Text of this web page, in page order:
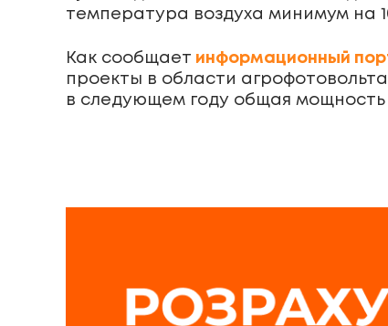
температура воздуха минимум на
Как сообщает информационный
проекты в области
в следующем году общая мощность